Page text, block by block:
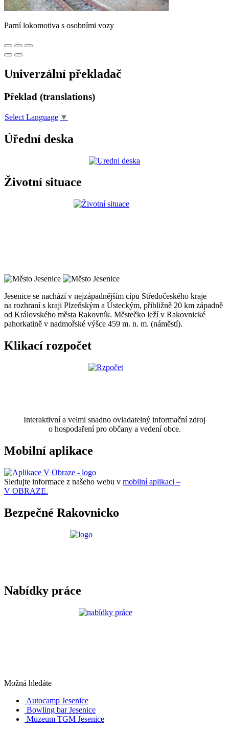
Parní lokomotiva s osobními vozy
Univerzální překladač
Překlad (translations)
Select Language ▼
Úřední deska
Životní situace
Jesenice se nachází v nejzápadnějším cípu Středočeského kraje
na rozhraní s kraji Plzeňským a Ústeckým, přibližně 20 km západně
od Královského města Rakovník. Městečko leží v Rakovnické
pahorkatině v nadmořské výšce 459 m. n. m. (náměstí).
Klikací rozpočet
Interaktivní a velmi snadno ovladatelný informační zdroj
o hospodaření pro občany a vedení obce.
Mobilní aplikace
Sledujte informace z našeho webu v mobilní aplikaci –
V OBRAZE.
Bezpečné Rakovnicko
Nabídky práce
Možná hledáte
Autocamp Jesenice
Bowling bar Jesenice
Muzeum TGM Jesenice